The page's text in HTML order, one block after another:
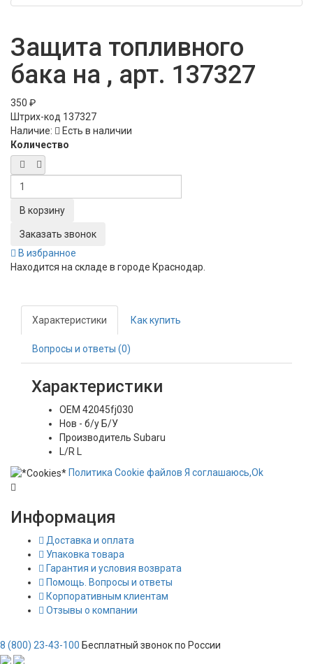
Защита топливного
бака на , арт. 137327
350 ₽
Штрих-код 137327
Наличие:
Есть в наличии
Количество
Заказать звонок
В избранное
Находится на складе в городе Краснодар
Характеристики Как купить
Вопросы и ответы (0)
Характеристики
OEM 42045fj030
Нов - б/у Б/У
Производитель Subaru
L/R
Политика Сookie файлов Я соглашаюсь,Ok
Информация
Доставка и оплата
Упаковка товара
Гарантия и условия возврата
Помощь. Вопросы и ответы
Корпоративным клиентам
Отзывы о компании
8 (800) 23-43-100 Бесплатный звонок по России